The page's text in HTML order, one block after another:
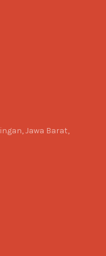
Jawa Barat,